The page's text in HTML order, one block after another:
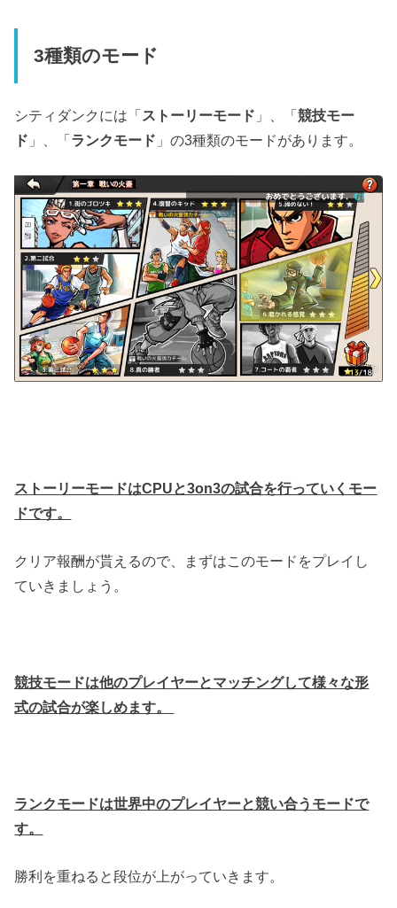
3種類のモード
シティダンクには「ストーリーモード 」、「競技モー
ド 」、「ランクモード 」の3種類のモードがあります。
ストーリーモードはCPUと3on3の試合を行っていくモー
ドです。
クリア報酬が貰えるので、まずはこのモードをプレイし
ていきましょう。
競技モードは他のプレイヤーとマッチングして様々な形
式の試合が楽しめます。
ランクモードは世界中のプレイヤーと競い合うモードで
す。
勝利を重ねると段位が上がっていきます。